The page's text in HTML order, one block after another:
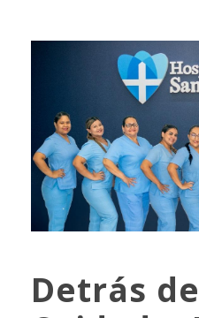
Detrás